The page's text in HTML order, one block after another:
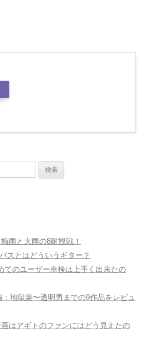
雨と大雨の8耐観戦！
スとはどういうギター？
てのユーザー車検は上手く出来たの
地獄楽〜透明男までの9作品をレビュ
はアギトのファンにはどう見えたの